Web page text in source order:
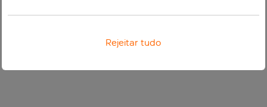
Rejeitar tudo